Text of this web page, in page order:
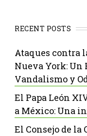
RECENT POSTS
Ataques contra
Nueva York: Un
Vandalismo y
El Papa León
a México: Una
El Consejo de la